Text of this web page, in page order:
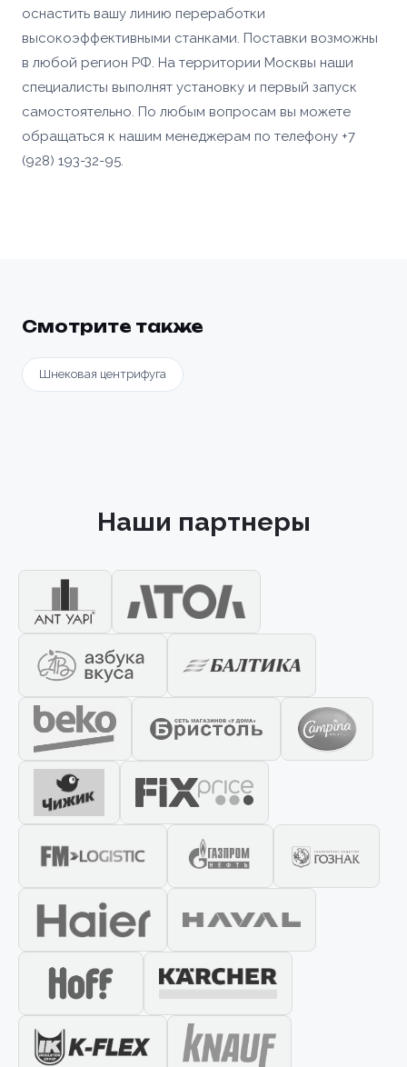
оснастить вашу линию переработки
высокоэффективными станками. Поставки возможны
в любой регион РФ. На территории Москвы наши
специалисты выполнят установку и первый запуск
самостоятельно. По любым вопросам вы можете
обращаться к нашим менеджерам по телефону +7
(928) 193-32-95.
Смотрите также
Шнековая центрифуга
Наши партнеры
Согласен с условиямиполитики
персональных данных
📎 Прикрепить реквизиты
Согласен с условиямиполитики
конфиденциальностииправилами обработки
Отправить заявку
конфиденциальностииправилами обработки
Отправить заявку